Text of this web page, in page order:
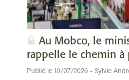
Au Mobco, le
rappelle le chemin à
Publié le 10/07/2026 - Sylvie